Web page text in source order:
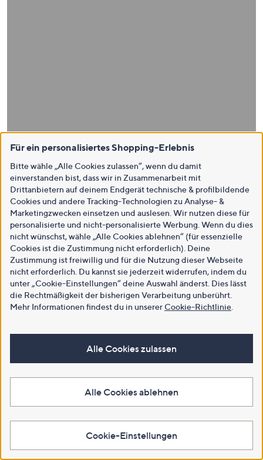
Für ein personalisiertes Shopping-Erlebnis
Bitte wähle „Alle Cookies zulassen“, wenn du damit
einverstanden bist, dass wir in Zusammenarbeit mit
Drittanbietern auf deinem Endgerät technische & profilbildende
Cookies und andere Tracking-Technologien zu Analyse- &
Marketingzwecken einsetzen und auslesen. Wir nutzen diese für
personalisierte und nicht-personalisierte Werbung. Wenn du dies
nicht wünschst, wähle „Alle Cookies ablehnen“ (für essenzielle
Cookies ist die Zustimmung nicht erforderlich). Deine
Zustimmung ist freiwillig und für die Nutzung dieser Webseite
nicht erforderlich. Du kannst sie jederzeit widerrufen, indem du
unter „Cookie-Einstellungen“ deine Auswahl änderst. Dies lässt
die Rechtmäßigkeit der bisherigen Verarbeitung unberührt.
Mehr Informationen findest du in unsererCookie-Richtlinie
Alle Cookies zulassen
Alle Cookies ablehnen
Cookie-Einstellungen